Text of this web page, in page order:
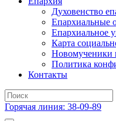
Духовенство
Епархиальные
Епархиальное
Карта
Новомученики
Политика
Контакты
Горячая линия: 38-09-89